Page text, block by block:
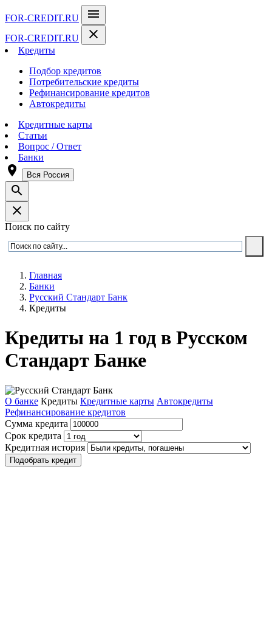
FOR-CREDIT.RU menu
FOR-CREDIT.RU close
Кредиты
Подбор кредитов
Потребительские кредиты
Рефинансирование кредитов
Автокредиты
Кредитные карты
Статьи
Вопрос / Ответ
Банки
room Вся Россия
search
close
Поиск по сайту
Главная
Банки
Русский Стандарт Банк
Кредиты
Кредиты на 1 год в Русском
Стандарт Банке
О банке Кредиты Кредитные карты Автокредиты
Рефинансирование кредитов
Сумма кредита
Срок кредита
Кредитная история
Подобрать кредит